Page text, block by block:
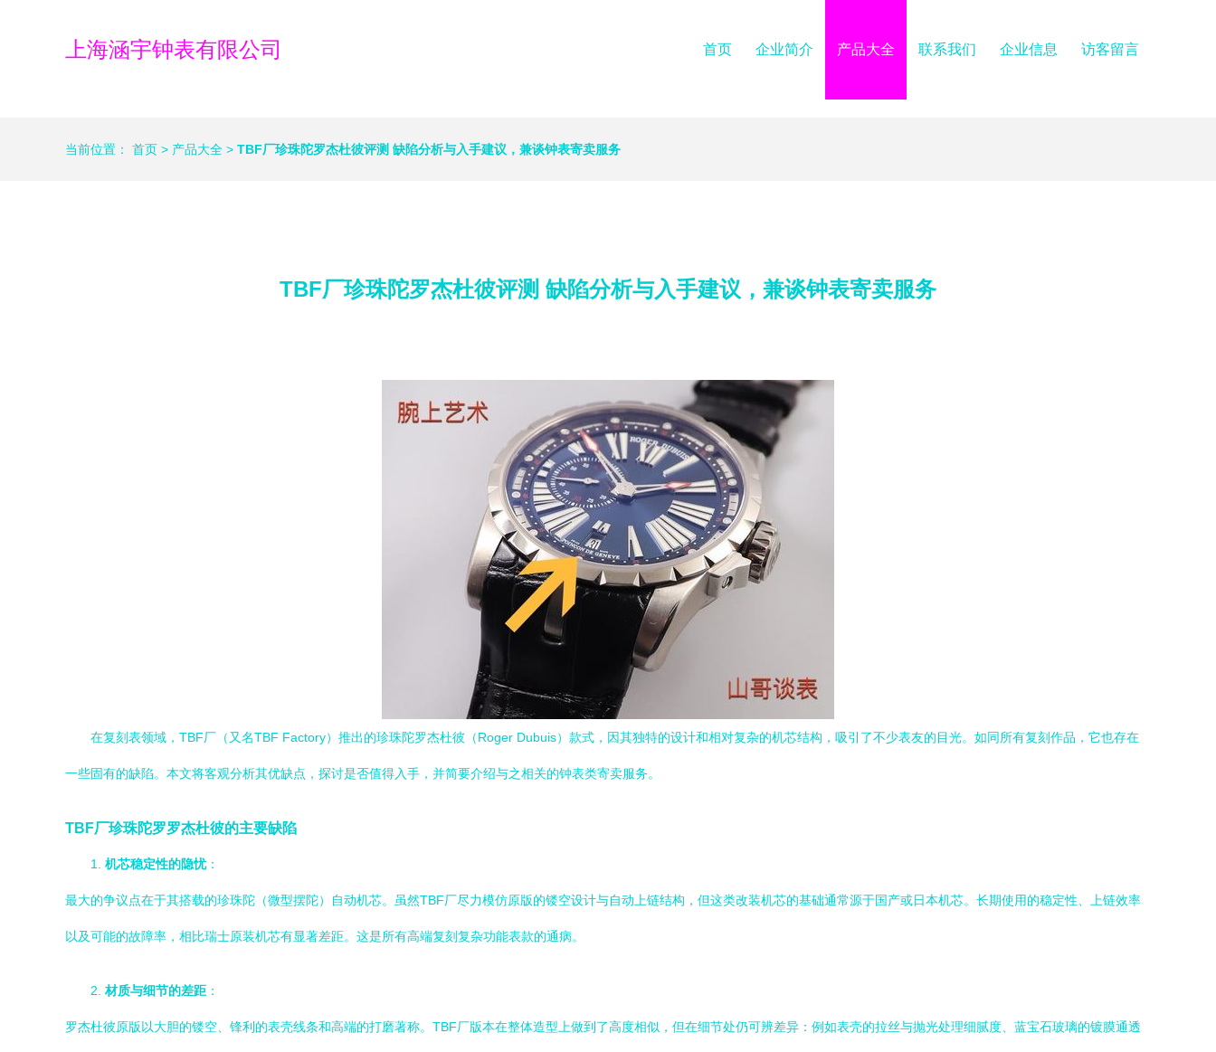
上海涵宇钟表有限公司 首页 企业简介 产品大全 联系我们 企业信息 访客留言
当前位置： 首页 > 产品大全 > TBF厂珍珠陀罗杰杜彼评测 缺陷分析与入手建议，兼谈钟表寄卖服务
TBF厂珍珠陀罗杰杜彼评测 缺陷分析与入手建议，兼谈钟表寄卖服务
在复刻表领域，TBF厂（又名TBF Factory）推出的珍珠陀罗杰杜彼（Roger Dubuis）款式，因其独特的设计和相对复杂的机芯结构，吸引了不少表友的目光。如同所有复刻作品，它也存在
一些固有的缺陷。本文将客观分析其优缺点，探讨是否值得入手，并简要介绍与之相关的钟表类寄卖服务。
TBF厂珍珠陀罗罗杰杜彼的主要缺陷
1. 机芯稳定性的隐忧：
最大的争议点在于其搭载的珍珠陀（微型摆陀）自动机芯。虽然TBF厂尽力模仿原版的镂空设计与自动上链结构，但这类改装机芯的基础通常源于国产或日本机芯。长期使用的稳定性、上链效率
以及可能的故障率，相比瑞士原装机芯有显著差距。这是所有高端复刻复杂功能表款的通病。
2. 材质与细节的差距 ：
罗杰杜彼原版以大胆的镂空、锋利的表壳线条和高端的打磨著称。TBF厂版本在整体造型上做到了高度相似，但在细节处仍可辨差异：例如表壳的拉丝与抛光处理细腻度、蓝宝石玻璃的镀膜通透